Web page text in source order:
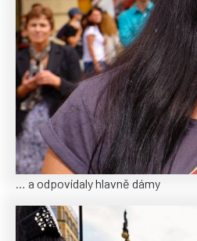
… a odpovídaly hlavně dámy